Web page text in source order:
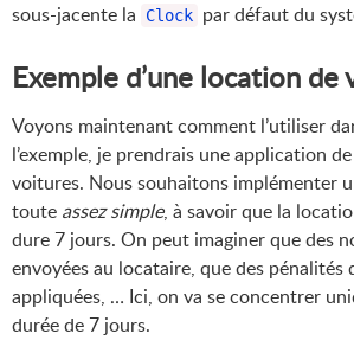
sous-jacente la
Clock par défaut du
Exemple d’une location de
Voyons maintenant comment l’utiliser
l’exemple, je prendrais une application
voitures. Nous souhaitons implémenter
toute assez simple, à savoir que la
dure 7 jours. On peut imaginer que des
envoyées au locataire, que des
appliquées, … Ici, on va se concentrer
durée de 7 jours.